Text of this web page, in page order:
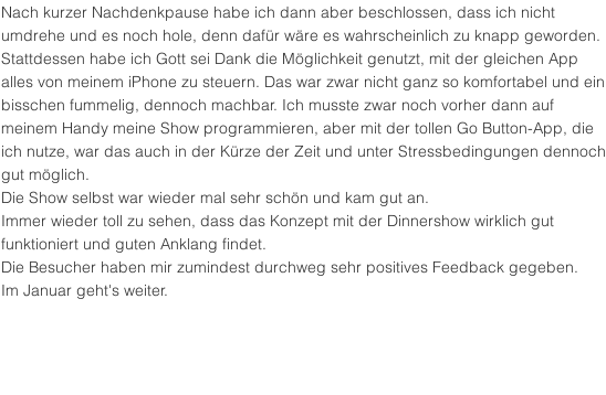
Nach kurzer Nachdenkpause habe ich dann aber beschlossen, dass ich nicht
umdrehe und es noch hole, denn dafür wäre es wahrscheinlich zu knapp geworden.
Stattdessen habe ich Gott sei Dank die Möglichkeit genutzt, mit der gleichen App
alles von meinem iPhone zu steuern. Das war zwar nicht ganz so komfortabel und ein
bisschen fummelig, dennoch machbar. Ich musste zwar noch vorher dann auf
meinem Handy meine Show programmieren, aber mit der tollen Go Button-App, die
ich nutze, war das auch in der Kürze der Zeit und unter Stressbedingungen dennoch
gut möglich.
Die Show selbst war wieder mal sehr schön und kam gut an.
Immer wieder toll zu sehen, dass das Konzept mit der Dinnershow wirklich gut
funktioniert und guten Anklang findet.
Die Besucher haben mir zumindest durchweg sehr positives Feedback gegeben.
Im Januar geht's weiter.